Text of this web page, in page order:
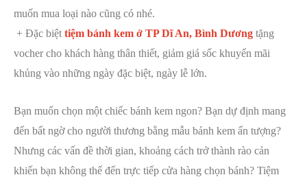
muốn mua loại nào cũng có nhé.
+ Đặc biệt tiệm bánh kem ở TP Dĩ An, Bình Dương tặng
vocher cho khách hàng thân thiết, giảm giá sốc khuyến mãi
khủng vào những ngày đặc biệt, ngày lễ lớn.
Bạn muốn chọn một chiếc bánh kem ngon? Bạn dự định mang
đến bất ngờ cho người thương bằng mẫu bánh kem ấn tượng?
Nhưng các vấn đề thời gian, khoảng cách trở thành rào cản
khiến bạn không thể đến trực tiếp cửa hàng chọn bánh? Tiệm